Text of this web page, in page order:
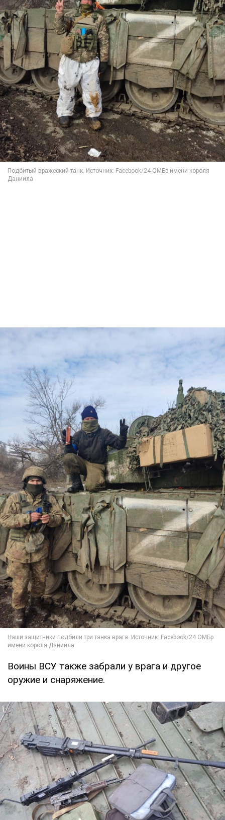
Воины ВСУ также забрали у врага и другое
оружие и снаряжение.